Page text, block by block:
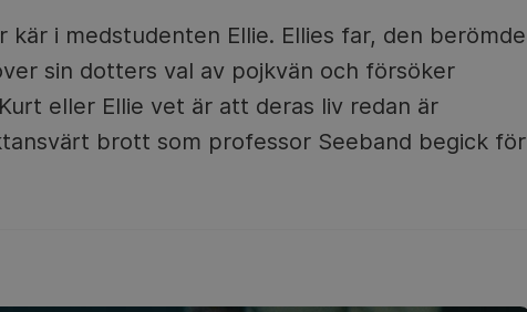
i medstudenten Ellie. Ellies far, den berömde
sin dotters val av pojkvän och försöker
eller Ellie vet är att deras liv redan är
brott som professor Seeband begick för